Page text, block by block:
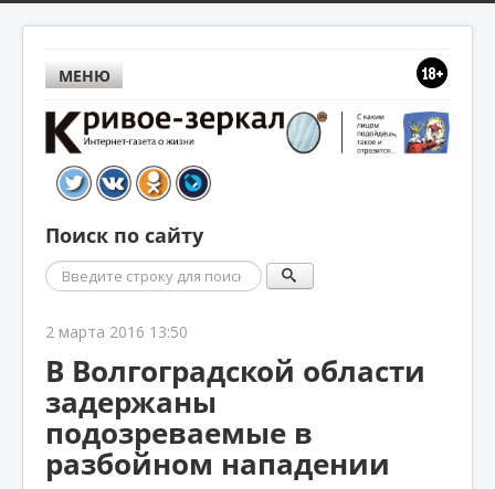
МЕНЮ
Поиск по сайту
Поиск
2 марта 2016 13:50
В Волгоградской области
задержаны
подозреваемые в
разбойном нападении